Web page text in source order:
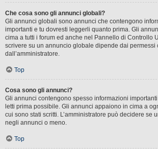
Che cosa sono gli annunci globali?
Gli annunci globali sono annunci che contengono
importanti e tu dovresti leggerli quanto prima. Gli
cima a tutti i forum ed anche nel Pannello di Controllo
scrivere su un annuncio globale dipende dai permessi
dall’amministratore.
Top
Cosa sono gli annunci?
Gli annunci contengono spesso informazioni
letti prima possibile. Gli annunci appaiono in cima a
cui sono stati scritti. L’amministratore può decidere se
negli annunci o meno.
Top